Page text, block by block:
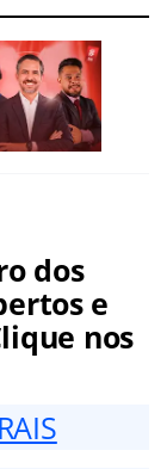
dos
e
nos